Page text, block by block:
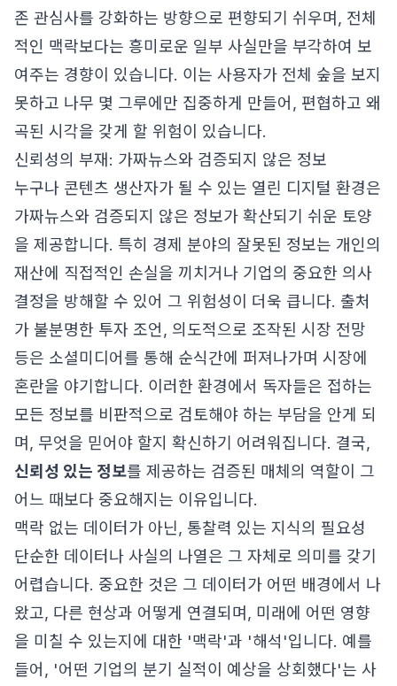
존 관심사를 강화하는 방향으로 편향되기 쉬우며, 전체
적인 맥락보다는 흥미로운 일부 사실만을 부각하여 보
여주는 경향이 있습니다. 이는 사용자가 전체 숲을 보지
못하고 나무 몇 그루에만 집중하게 만들어, 편협하고 왜
곡된 시각을 갖게 할 위험이 있습니다.
신뢰성의 부재: 가짜뉴스와 검증되지 않은 정보
누구나 콘텐츠 생산자가 될 수 있는 열린 디지털 환경은
가짜뉴스와 검증되지 않은 정보가 확산되기 쉬운 토양
을 제공합니다. 특히 경제 분야의 잘못된 정보는 개인의
재산에 직접적인 손실을 끼치거나 기업의 중요한 의사
결정을 방해할 수 있어 그 위험성이 더욱 큽니다. 출처
가 불분명한 투자 조언, 의도적으로 조작된 시장 전망
등은 소셜미디어를 통해 순식간에 퍼져나가며 시장에
혼란을 야기합니다. 이러한 환경에서 독자들은 접하는
모든 정보를 비판적으로 검토해야 하는 부담을 안게 되
며, 무엇을 믿어야 할지 확신하기 어려워집니다. 결국,
신뢰성 있는 정보를 제공하는 검증된 매체의 역할이 그
어느 때보다 중요해지는 이유입니다.
맥락 없는 데이터가 아닌, 통찰력 있는 지식의 필요성
단순한 데이터나 사실의 나열은 그 자체로 의미를 갖기
어렵습니다. 중요한 것은 그 데이터가 어떤 배경에서 나
왔고, 다른 현상과 어떻게 연결되며, 미래에 어떤 영향
을 미칠 수 있는지에 대한 '맥락'과 '해석'입니다. 예를
들어, '어떤 기업의 분기 실적이 예상을 상회했다'는 사